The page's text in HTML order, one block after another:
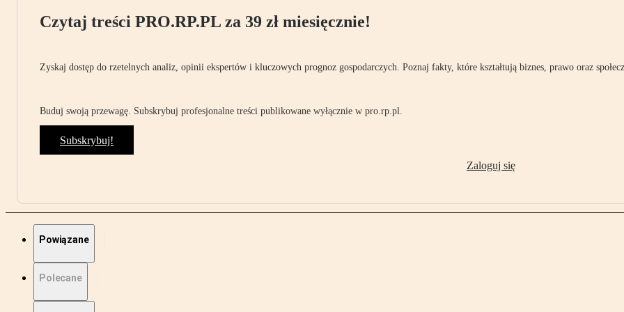
Czytaj treści PRO.RP.PL za 39 zł miesięcznie!
Zyskaj dostęp do rzetelnych analiz, opinii ekspertów i kluczowych prognoz gospodarczych. Poznaj fakty, które kształtują biznes, prawo oraz
Buduj swoją przewagę. Subskrybuj profesjonalne treści publikowane wyłącznie w pro.rp.pl.
Subskrybuj!
Zaloguj się
Powiązane
Polecane